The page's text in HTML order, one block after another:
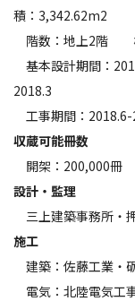
積：3,342.62m2
階数：地上2階 構
基本設計期間：
2018.3
工事期間：2018.6-
収蔵可能冊数
開架：200,000
設計・監理
三上建築事務所・
施工
建築：佐藤工業・
電気：北陸電気工